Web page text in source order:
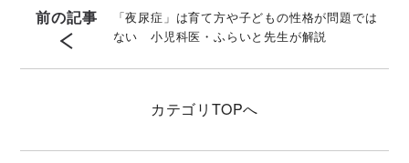
前の記事
「夜尿症」は育て方や子どもの性格が問題では
ない 小児科医・ふらいと先生が解説
カテゴリ TOPへ